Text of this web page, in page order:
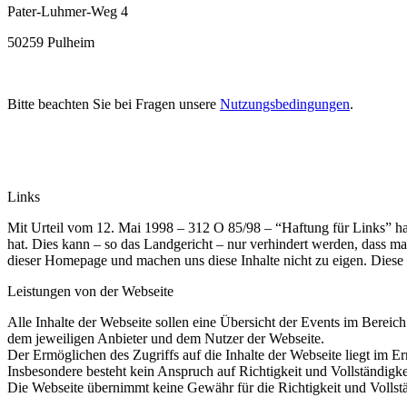
Pater-Luhmer-Weg 4
50259 Pulheim
Bitte beachten Sie bei Fragen unsere Nutzungsbedingungen.
Links
Mit Urteil vom 12. Mai 1998 – 312 O 85/98 – “Haftung für Links”
hat. Dies kann – so das Landgericht – nur verhindert werden, dass
dieser Homepage und machen uns diese Inhalte nicht zu eigen.
Leistungen von der Webseite
Alle Inhalte der Webseite sollen eine Übersicht der Events im
dem jeweiligen Anbieter und dem Nutzer der Webseite.
Der Ermöglichen des Zugriffs auf die Inhalte der Webseite liegt im
Insbesondere besteht kein Anspruch auf Richtigkeit und
Die Webseite übernimmt keine Gewähr für die Richtigkeit und